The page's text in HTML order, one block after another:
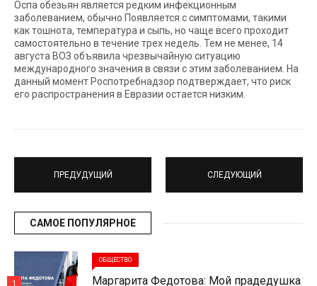
Оспа обезьян является редким инфекционным
заболеванием, обычно Появляется с симптомами, такими
как тошнота, температура и сыпь, но чаще всего проходит
самостоятельно в течение трех недель. Тем не менее, 14
августа ВОЗ объявила чрезвычайную ситуацию
международного значения в связи с этим заболеванием. На
данный момент Роспотребнадзор подтверждает, что риск
его распространения в Евразии остается низким.
ПРЕДУДУЩИЙ СЛЕДУЮЩИЙ
САМОЕ ПОПУЛЯРНОЕ
ОБЩЕСТВО
Маргарита Федотова: Мой прадедушка
1